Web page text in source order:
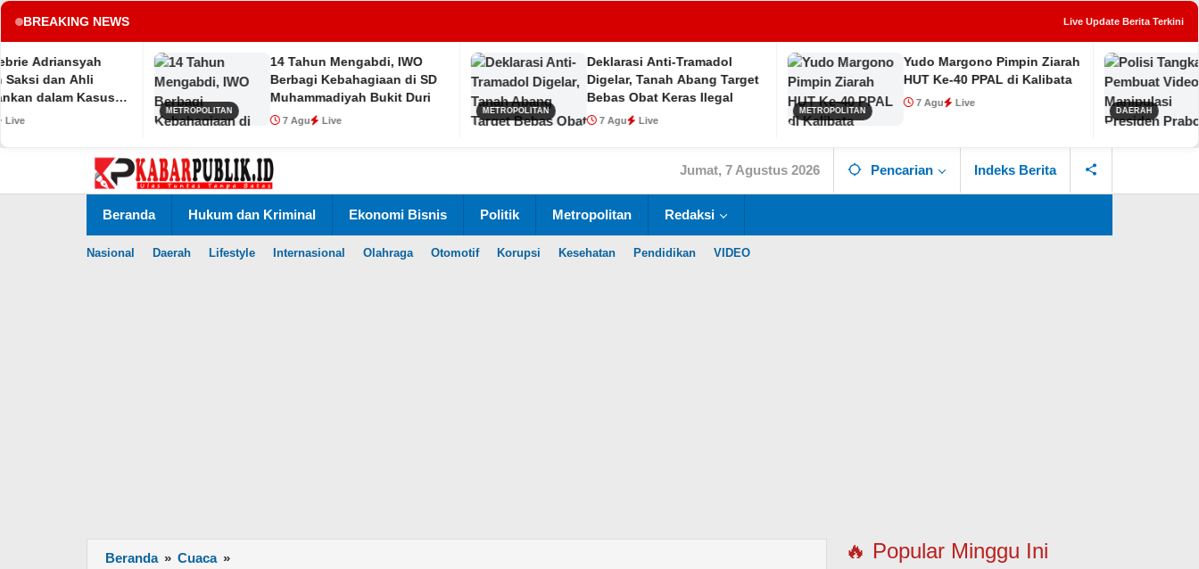
BREAKING NEWS Live Update Berita Terkini
14 Tahun Mengabdi, IWO
Berbagi Kebahagiaan di SD
Muhammadiyah Bukit Duri
7 Agu Live
Deklarasi Anti-Tramadol
Digelar, Tanah Abang Target
Bebas Obat Keras Ilegal
7 Agu Live
Yudo Margono Pimpin Ziarah
HUT Ke-40 PPAL di Kalibata
7 Agu Live
Polisi
Video AI
Prabowo
7 Agu
konten
Jumat, 7 Agustus 2026 Pencarian Indeks Berita
Beranda Hukum dan Kriminal Ekonomi Bisnis Politik Metropolitan Redaksi
Nasional Daerah Lifestyle Internasional Olahraga Otomotif Korupsi Kesehatan Pendidikan VIDEO
Beranda » Cuaca » 🔥 Popular Minggu Ini